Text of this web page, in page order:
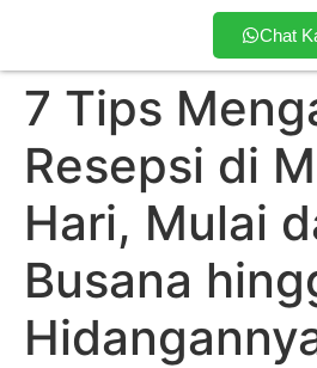
Chat
7 Tips
Resepsi di
Hari, Mulai
Busana